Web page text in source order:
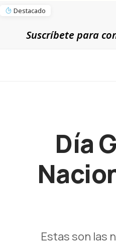
Destacado
Suscríbete para
Día
Estas son las